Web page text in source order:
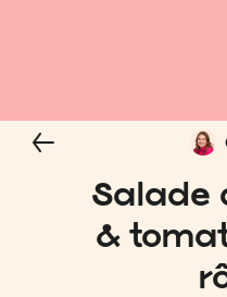
Salade
&